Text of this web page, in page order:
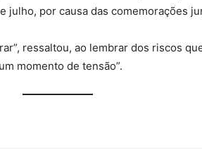
julho, por causa das comemorações
ressaltou, ao lembrar dos riscos
momento de tensão”.